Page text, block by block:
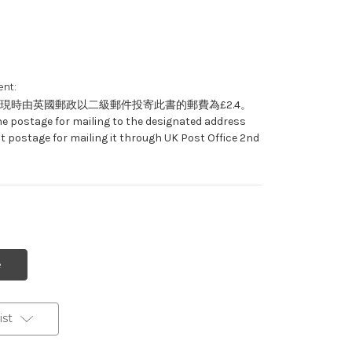
時由英國郵政以二級郵件投寄此書的郵費為£2.4。
postage for mailing to the designated address
postage for mailing it through UK Post Office 2nd